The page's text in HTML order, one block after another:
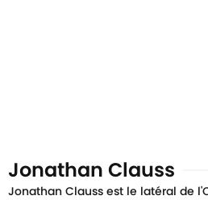
Jonathan Clauss
Jonathan Clauss est le latéral de